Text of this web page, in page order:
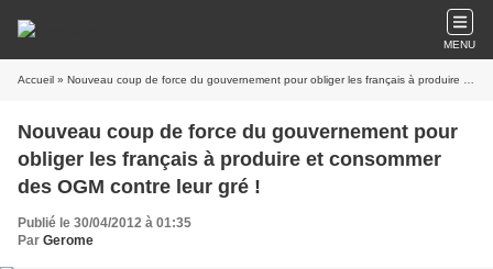
MENU
Accueil » Nouveau coup de force du gouvernement pour obliger les français à produire et consommer des OGM contre leur gré !
Nouveau coup de force du gouvernement pour
obliger les français à produire et consommer
des OGM contre leur gré !
Publié le 30/04/2012 à 01:35
Par Gerome